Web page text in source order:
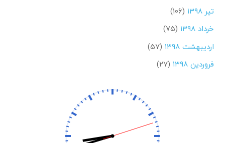
تیر ۱۳۹۸
(۱۰۶)
خرداد ۱۳۹۸
(۷۵)
اردیبهشت ۱۳۹۸
(۵۷)
فروردین ۱۳۹۸
(۲۷)